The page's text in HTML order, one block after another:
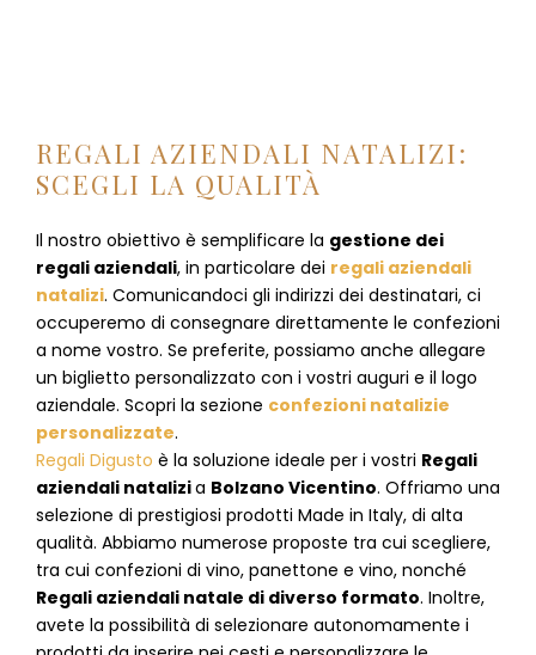
REGALI AZIENDALI NATALIZI:
SCEGLI LA QUALITÀ
Il nostro obiettivo è semplificare la gestione dei
regali aziendali, in particolare dei regali aziendali
natalizi. Comunicandoci gli indirizzi dei destinatari, ci
occuperemo di consegnare direttamente le confezioni
a nome vostro. Se preferite, possiamo anche allegare
un biglietto personalizzato con i vostri auguri e il logo
aziendale. Scopri la sezione confezioni natalizie
personalizzate.
Regali Digusto è la soluzione ideale per i vostri Regali
aziendali natalizia Bolzano Vicentino. Offriamo una
selezione di prestigiosi prodotti Made in Italy, di alta
qualità. Abbiamo numerose proposte tra cui scegliere,
tra cui confezioni di vino, panettone e vino, nonché
Regali aziendali natale di diverso formato. Inoltre,
avete la possibilità di selezionare autonomamente i